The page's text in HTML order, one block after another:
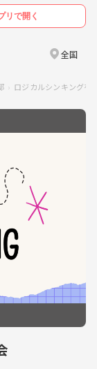
リで開く
全国
ロジカルシンキングを